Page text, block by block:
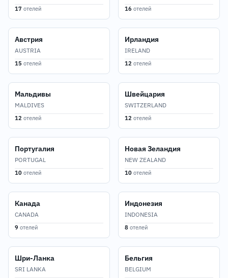
17 отелей 16 отелей
Австрия
AUSTRIA
15 отелей
Ирландия
IRELAND
12 отелей
Мальдивы
MALDIVES
12 отелей
Швейцария
SWITZERLAND
12 отелей
Португалия
PORTUGAL
10 отелей
Новая Зеландия
NEW ZEALAND
10 отелей
Канада
CANADA
9 отелей
Индонезия
INDONESIA
8 отелей
Шри-Ланка
SRI LANKA
Бельгия
BELGIUM